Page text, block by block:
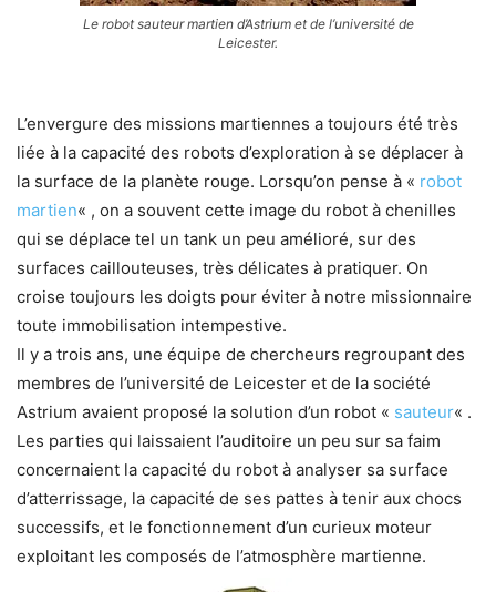
Le robot sauteur martien d’Astrium et de l’université de
Leicester.
L’envergure des missions martiennes a toujours été très
liée à la capacité des robots d’exploration à se déplacer à
la surface de la planète rouge. Lorsqu’on pense à « robot
martien« , on a souvent cette image du robot à chenilles
qui se déplace tel un tank un peu amélioré, sur des
surfaces caillouteuses, très délicates à pratiquer. On
croise toujours les doigts pour éviter à notre missionnaire
toute immobilisation intempestive.
Il y a trois ans, une équipe de chercheurs regroupant des
membres de l’université de Leicester et de la société
Astrium avaient proposé la solution d’un robot « sauteur« .
Les parties qui laissaient l’auditoire un peu sur sa faim
concernaient la capacité du robot à analyser sa surface
d’atterrissage, la capacité de ses pattes à tenir aux chocs
successifs, et le fonctionnement d’un curieux moteur
exploitant les composés de l’atmosphère martienne.